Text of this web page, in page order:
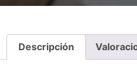
Descripción